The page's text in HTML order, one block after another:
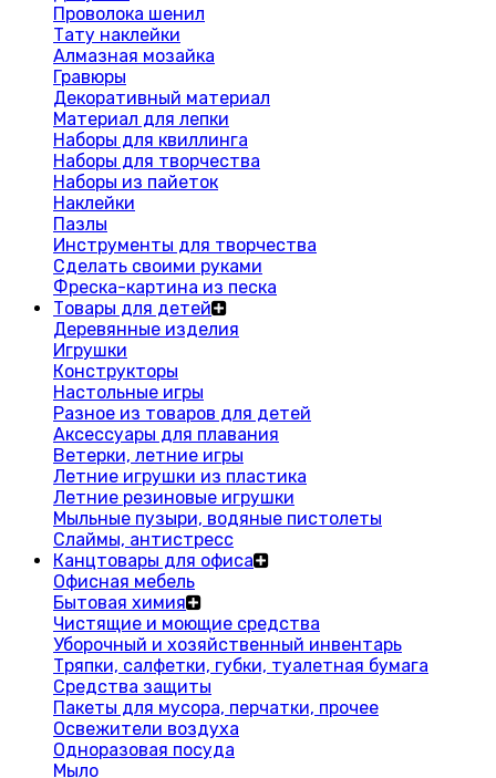
Проволока шенил
Тату наклейки
Алмазная мозайка
Гравюры
Декоративный материал
Материал для лепки
Наборы для квиллинга
Наборы для творчества
Наборы из пайеток
Наклейки
Пазлы
Инструменты для творчества
Сделать своими руками
Фреска-картина из песка
Товары для детей
Деревянные изделия
Игрушки
Конструкторы
Настольные игры
Разное из товаров для детей
Аксессуары для плавания
Ветерки, летние игры
Летние игрушки из пластика
Летние резиновые игрушки
Мыльные пузыри, водяные пистолеты
Слаймы, антистресс
Канцтовары для офиса
Офисная мебель
Бытовая химия
Чистящие и моющие средства
Уборочный и хозяйственный инвентарь
Тряпки, салфетки, губки, туалетная бумага
Средства защиты
Пакеты для мусора, перчатки, прочее
Освежители воздуха
Одноразовая посуда
Мыло